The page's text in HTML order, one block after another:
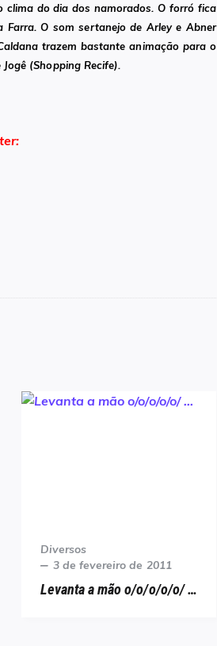
clima do dia dos namorados. O forró fica
O som sertanejo de Arley e Abner
trazem bastante animação para o
(Shopping Recife).
Category
Diversos
Posted
3 de fevereiro de 2011
Levanta a mão o/o/o/o/o/ …